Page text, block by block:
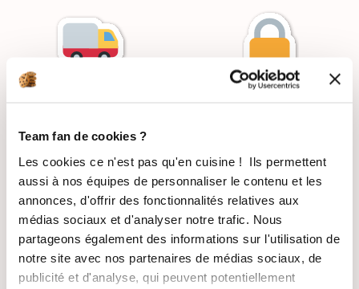
Team fan de cookies ?
Les cookies ce n'est pas qu'en cuisine ! Ils permettent
aussi à nos équipes de personnaliser le contenu et les
annonces, d'offrir des fonctionnalités relatives aux
médias sociaux et d'analyser notre trafic. Nous
partageons également des informations sur l'utilisation de
notre site avec nos partenaires de médias sociaux, de
publicité et d'analyse, qui peuvent potentiellement
RECETTES
GRATUITES
SATISFAIT OU
REMBOURSÉ